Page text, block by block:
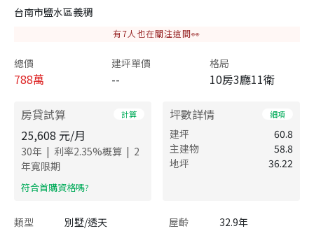
台南市鹽水區義稠
有7人也在關注這間👀
總價
788萬
建坪單價
--
格局
10房3廳11衛
房貸試算 計算
25,608 元/月
30年 | 利率2.35%概算 | 2
年寬限期
​符合首購資格嗎?
坪數詳情 細項
建坪
60.8
主建物
58.8
地坪
36.22
類型 別墅/透天 屋齡
32.9年